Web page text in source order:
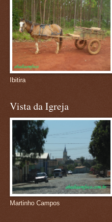
Ibitira
Vista da Igreja
Martinho Campos